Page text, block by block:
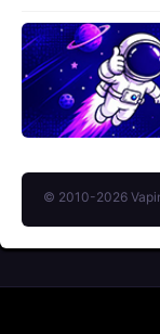
© 2010-2026